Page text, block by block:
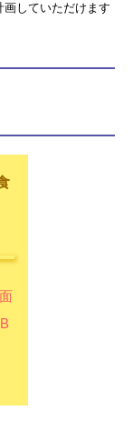
していただけます